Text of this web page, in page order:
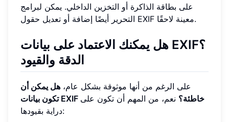
على بطاقة الذاكرة أو التخزين الداخلي. يمكن لبرامج
التحرير أيضًا إضافة أو تعديل حقول EXIF معينة لاحقًا.
هل يمكنك الاعتماد على بيانات EXIF؟
الدقة والقيود
على الرغم من أنها موثوقة بشكل عام، هل يمكن أن
تكون بيانات EXIF خاطئة؟ نعم، من المهم أن تكون على
دراية بقيودها: